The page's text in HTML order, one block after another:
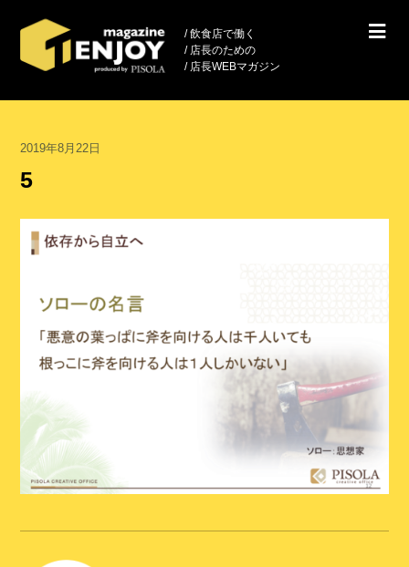
/ 飲食店で働く
/ 店長のための
/ 店長WEBマガジン
2019年8月22日
5